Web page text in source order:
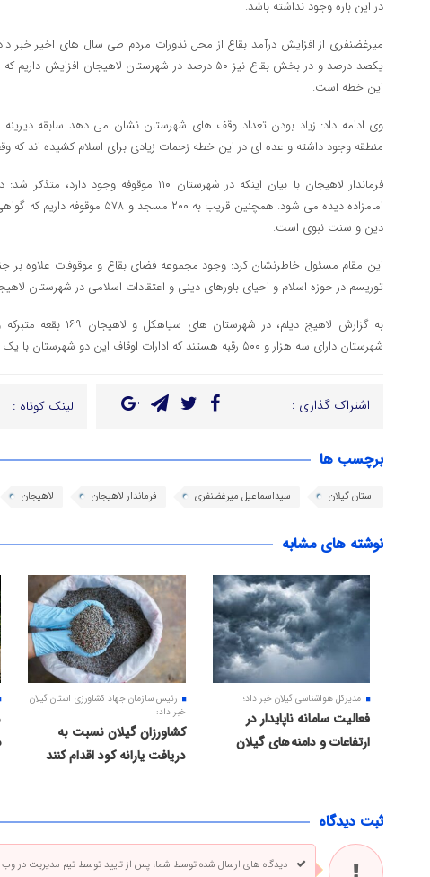
در این باره وجود نداشته باشد.
میرغضنفری از افزایش درآمد بقاع از محل نذورات مردم طی سال های اخیر خبر
یکصد درصد و در بخش بقاع نیز ۵۰ درصد در شهرستان لاهیجان
این خطه است.
وی ادامه داد: زیاد بودن تعداد وقف های شهرستان نشان می دهد سابقه
منطقه وجود داشته و عده ای در این خطه زحمات زیادی برای اسلام کشیده اند که
فرماندار لاهیجان با بیان اینکه در شهرستان ۱۱۰
امامزاده دیده می شود. همچنین قریب به
دین و سنت نبوی است.
این مقام مسئول خاطرنشان کرد: وجود مجموعه فضای بقاع و موقوفات علاوه بر
توریسم در حوزه اسلام و احیای باورهای دینی و اعتقادات اسلامی در شهرستان
شهرستان دارای سه هزار و ۵۰۰ رقبه هستند که ادارات اوقاف این دو شهرستان با یک مدیریت اداره می شود
اشتراک گذاری : لینک کوتاه :
برچسب ها
استان گیلان سیداسماعیل میرغضنفری فرماندار لاهیجان لاهیجان
نوشته های مشابه
مدیرکل هواشناسی گیلان خبر داد؛
فعالیت سامانه ناپایدار در
ارتفاعات و دامنه های گیلان
رئیس سازمان جهاد کشاورزی استان گیلان
خبر داد:
کشاورزان گیلان نسبت به
دریافت یارانه کود اقدام کنند
ثبت دیدگاه
دیدگاه های ارسال شده توسط شما، پس از تایید توسط تیم مدیریت در